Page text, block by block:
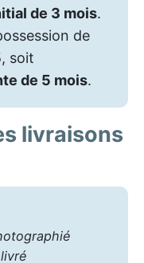
de 3 mois.
de
soit
de 5 mois.
livraisons